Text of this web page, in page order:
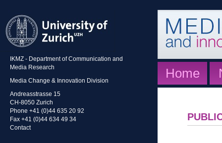
IKMZ - Department of Communication and
Media Research
Media Change & Innovation Division
Andreasstrasse 15
CH-8050 Zurich
Phone +41 (0)44 635 20 92
Fax +41 (0)44 634 49 34
Contact
Home